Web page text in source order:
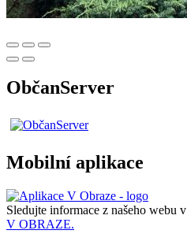
ObčanServer
Mobilní aplikace
Sledujte informace z našeho webu v
V OBRAZE.